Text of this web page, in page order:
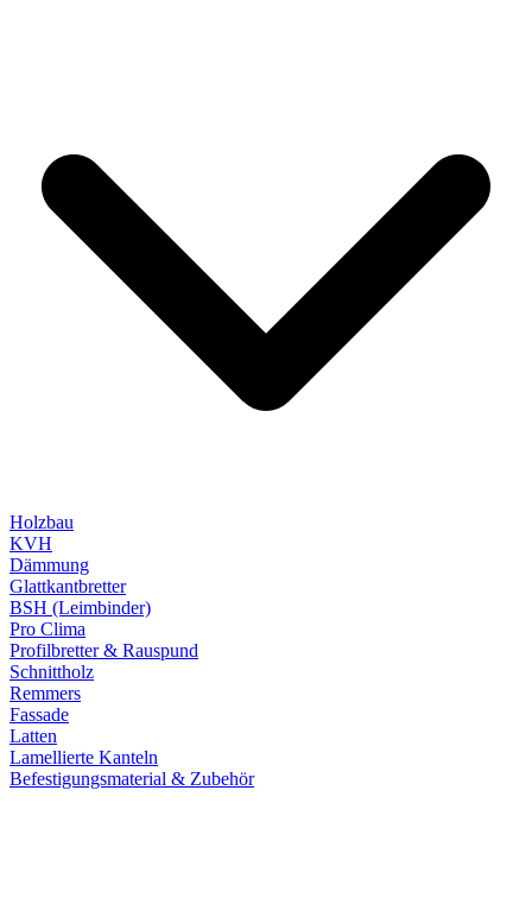
Holzbau
KVH
Dämmung
Glattkantbretter
BSH (Leimbinder)
Pro Clima
Profilbretter & Rauspund
Schnittholz
Remmers
Fassade
Latten
Lamellierte Kanteln
Befestigungsmaterial & Zubehör